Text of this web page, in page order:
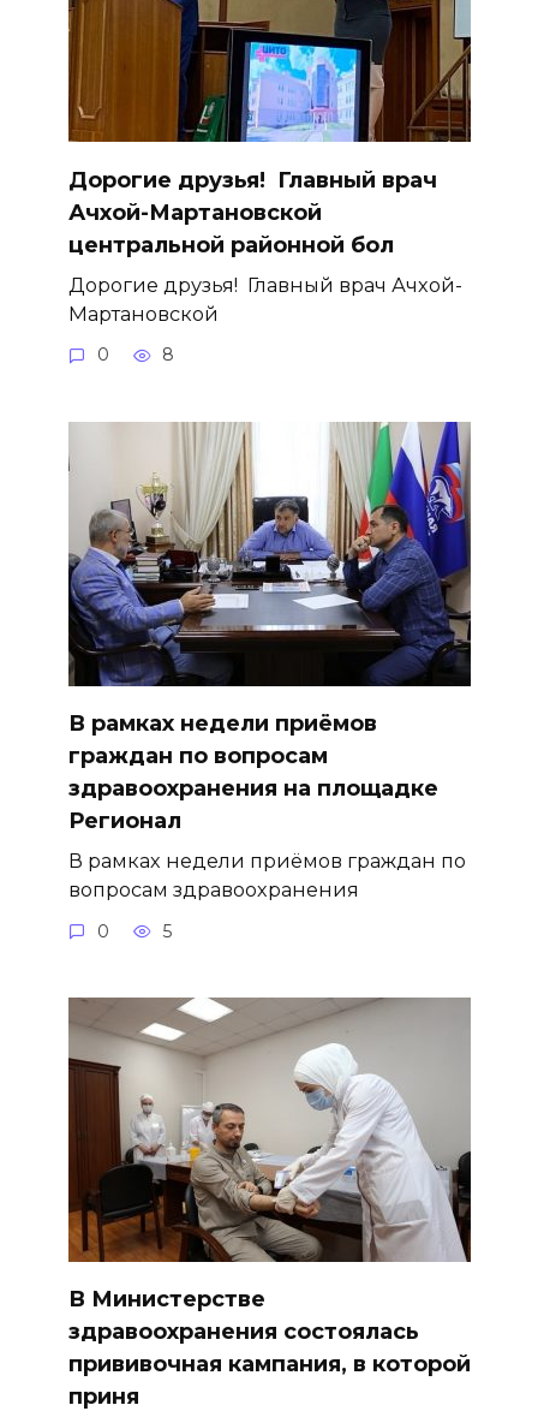
Дорогие друзья! ­ Главный врач
Ачхой-Мартановской
центральной районной бол
Дорогие друзья! ­ Главный врач Ачхой-
Мартановской
0 8
В рамках недели приёмов
граждан по вопросам
здравоохранения на площадке
Регионал
В рамках недели приёмов граждан по
вопросам здравоохранения
0 5
В Министерстве
здравоохранения состоялась
прививочная кампания, в которой
приня